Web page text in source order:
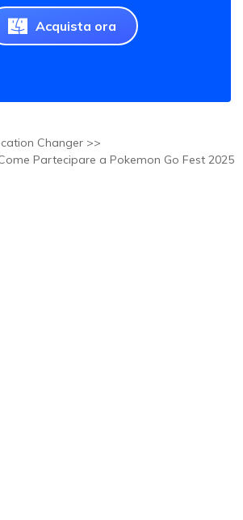
Acquista ora
Changer >>
Partecipare a Pokemon Go Fest 2025